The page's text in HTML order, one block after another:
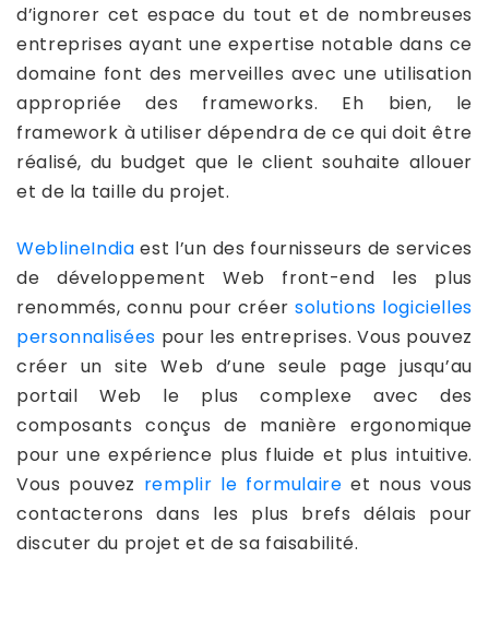
d’ignorer cet espace du tout et de nombreuses
entreprises ayant une expertise notable dans ce
domaine font des merveilles avec une utilisation
appropriée des frameworks. Eh bien, le
framework à utiliser dépendra de ce qui doit être
réalisé, du budget que le client souhaite allouer
et de la taille du projet.
WeblineIndiaest l’un des fournisseurs de services
de développement Web front-end les plus
renommés, connu pour créersolutions logicielles
personnalisées pour les entreprises. Vous pouvez
créer un site Web d’une seule page jusqu’au
portail Web le plus complexe avec des
composants conçus de manière ergonomique
pour une expérience plus fluide et plus intuitive.
Vous pouvez remplir le formulaire et nous vous
contacterons dans les plus brefs délais pour
discuter du projet et de sa faisabilité.